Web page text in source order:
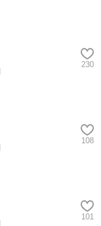
230
108
101